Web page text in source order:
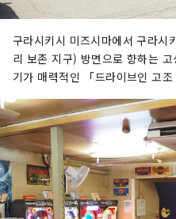
구라시키시 미즈시마에서 구라시
리 보존 지구) 방면으로 향하는
기가 매력적인 「드라이브인 고